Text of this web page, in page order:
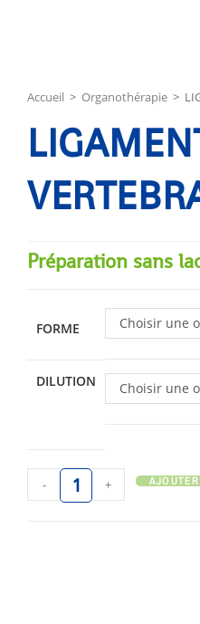
Accueil > Organothérapie >
Préparation sans
FORME Choisir une
DILUTION Choisir une
- +